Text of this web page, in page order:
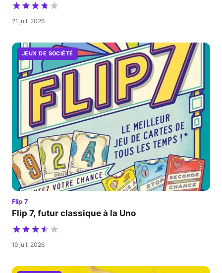
21 juil. 2026
JEUX DE SOCIÉTÉ
Flip 7
Flip 7, futur classique à la Uno
19 juil. 2026